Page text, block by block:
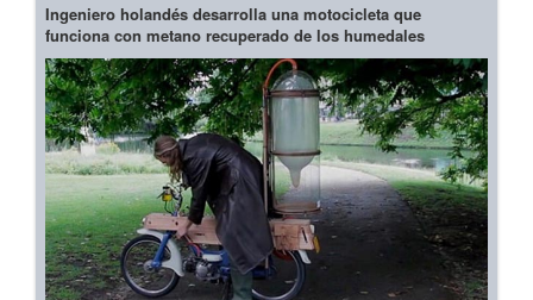
Ingeniero holandés desarrolla una motocicleta que
funciona con metano recuperado de los humedales